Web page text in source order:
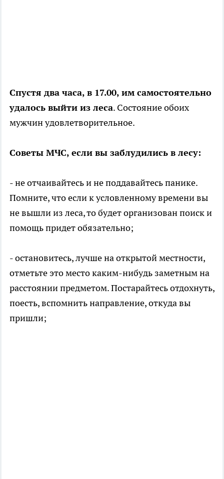
Спустя два часа, в 17.00, им самостоятельно
удалось выйти из леса. Состояние обоих
мужчин удовлетворительное.
Советы МЧС, если вы заблудились в лесу:
- не отчаивайтесь и не поддавайтесь панике.
Помните, что если к условленному времени вы
не вышли из леса, то будет организован поиск и
помощь придет обязательно;
- остановитесь, лучше на открытой местности,
отметьте это место каким-нибудь заметным на
расстоянии предметом. Постарайтесь отдохнуть,
поесть, вспомнить направление, откуда вы
пришли;